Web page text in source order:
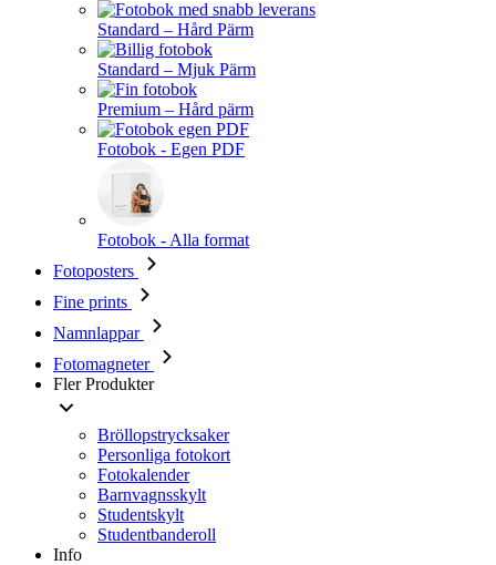
Standard – Hård Pärm
Standard – Mjuk Pärm
Premium – Hård pärm
Fotobok - Egen PDF
Fotobok - Alla format
Fotoposters
Fine prints
Namnlappar
Fotomagneter
Fler Produkter
Bröllopstrycksaker
Personliga fotokort
Fotokalender
Barnvagnsskylt
Studentskylt
Studentbanderoll
Info